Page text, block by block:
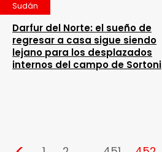
Sudán
Darfur del Norte: el sueño de
regresar a casa sigue siendo
lejano para los desplazados
internos del campo de Sortoni